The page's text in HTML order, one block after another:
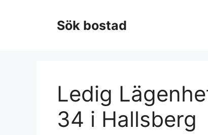
Sök bostad
Ledig
34 i Hallsberg